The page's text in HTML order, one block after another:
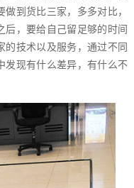
到货比三家，多多对比，
后，要给自己留足够的时间
的技术以及服务，通过不同
发现有什么差异，有什么不